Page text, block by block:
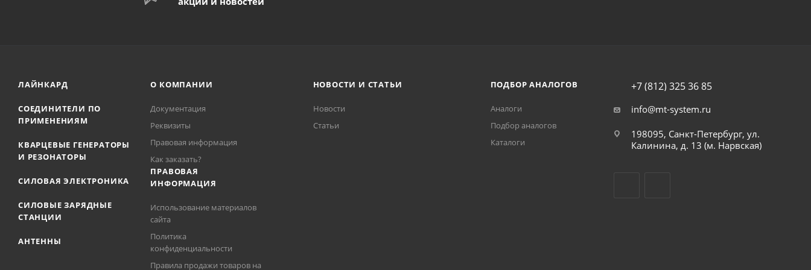
ЛАЙНКАРД
СОЕДИНИТЕЛИ ПО
ПРИМЕНЕНИЯМ
КВАРЦЕВЫЕ ГЕНЕРАТОРЫ
И РЕЗОНАТОРЫ
СИЛОВАЯ ЭЛЕКТРОНИКА
СИЛОВЫЕ ЗАРЯДНЫЕ
СТАНЦИИ
АНТЕННЫ
О КОМПАНИИ
Документация
Реквизиты
Правовая информация
Как заказать?
ПРАВОВАЯ
ИНФОРМАЦИЯ
Использование материалов
сайта
Политика
конфиденциальности
Правила продажи товаров на
НОВОСТИ И СТАТЬИ
Новости
Статьи
ПОДБОР АНАЛОГОВ
Аналоги
Подбор аналогов
Каталоги
+7 (812) 325 36 85
info@mt-system.ru
198095, Санкт-Петербург, ул.
Калинина, д. 13 (м. Нарвская)